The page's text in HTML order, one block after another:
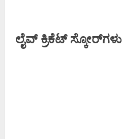
ಲೈವ್ ಕ್ರಿಕೆಟ್ ಸ್ಕೋರ್‌ಗಳು